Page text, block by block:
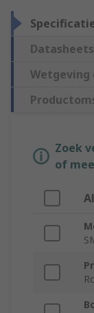
Datasheets
Wetgeving
Zoek
of